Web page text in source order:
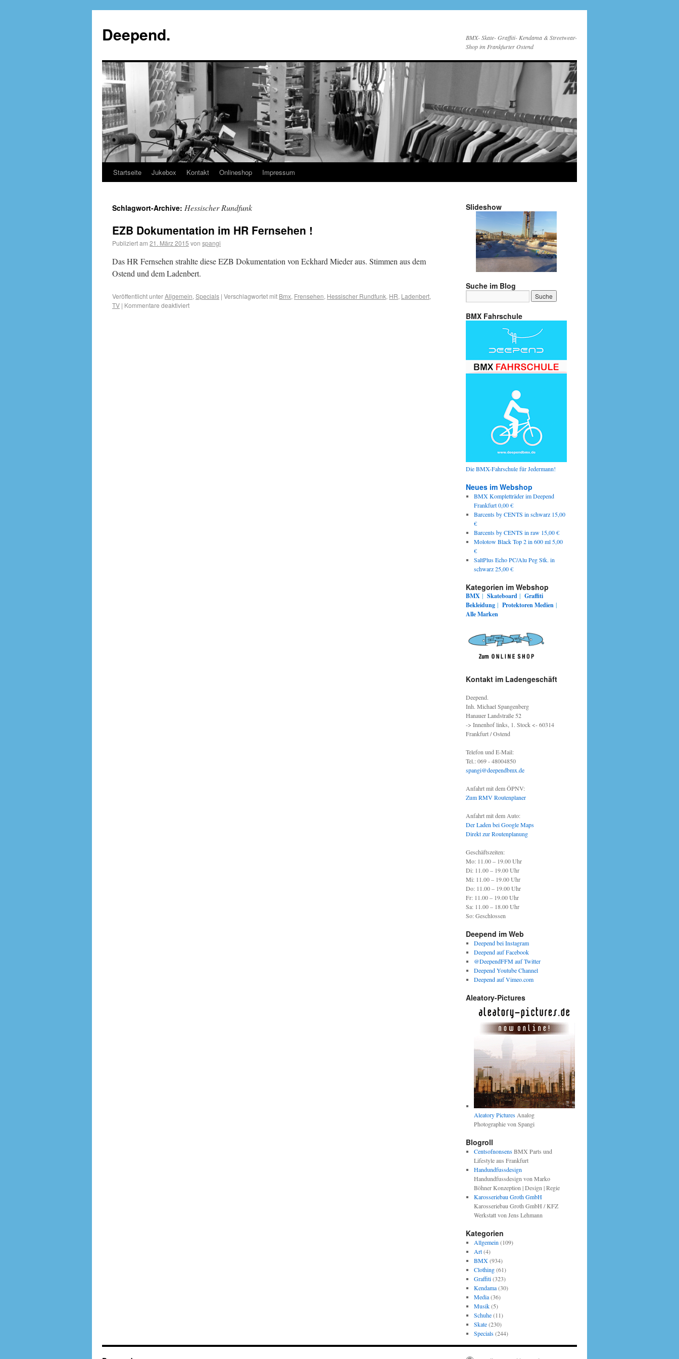
Deepend.
BMX- Skate- Graffiti- Kendama & Streetwear-
Shop im Frankfurter Ostend
Startseite Jukebox Kontakt Onlineshop Impressum
Schlagwort-Archive: Hessischer Rundfunk
EZB Dokumentation im HR Fernsehen !
Publiziert am 21. März 2015 von spangi
Das HR Fernsehen strahlte diese EZB Dokumentation von Eckhard Mieder aus. Stimmen aus dem
Ostend und dem Ladenbert.
Veröffentlicht unterAllgemein, Specials | Verschlagwortet mit Bmx, Frensehen, Hessischer Rundfunk, HR, Ladenbert,
TV | Kommentare deaktiviert
Slideshow
Suche im Blog
BMX Fahrschule
Die BMX-Fahrschule für Jedermann!
Neues im Webshop
BMX Kompletträder im Deepend
Frankfurt 0,00 €
Barcents by CENTS in schwarz 15,00
€
Barcents by CENTS in raw 15,00 €
Molotow Black Top 2 in 600 ml 5,00
€
SaltPlus Echo PC/Alu Peg Stk. in
schwarz 25,00 €
Kategorien im Webshop
BMX | Skateboard | Graffiti
Bekleidung | ProtektorenMedien |
Alle Marken
Kontakt im Ladengeschäft
Deepend.
Inh. Michael Spangenberg
Hanauer Landstraße 52
-> Innenhof links, 1. Stock <- 60314
Frankfurt / Ostend
Telefon und E-Mail:
Tel.: 069 - 48004850
spangi@deependbmx.de
Anfahrt mit dem ÖPNV:
Zum RMV Routenplaner
Anfahrt mit dem Auto:
Der Laden bei Google Maps
Direkt zur Routenplanung
Geschäftszeiten:
Mo: 11.00 – 19.00 Uhr
Di: 11.00 – 19.00 Uhr
Mi: 11.00 – 19.00 Uhr
Do: 11.00 – 19.00 Uhr
Fr: 11.00 – 19.00 Uhr
Sa: 11.00 – 18.00 Uhr
So: Geschlossen
Deepend im Web
Deepend bei Instagram
Deepend auf Facebook
@DeependFFM auf Twitter
Deepend Youtube Channel
Deepend auf Vimeo.com
Aleatory-Pictures
Aleatory PicturesAnalog
Photographie von Spangi
Blogroll
CentsofnonsensBMX Parts und
Lifestyle aus Frankfurt
Handundfussdesign
Handundfussdesign von Marko
Böhner Konzeption | Design | Regie
Karosseriebau Groth GmbH
Karosseriebau Groth GmbH / KFZ
Werkstatt von Jens Lehmann
Kategorien
Allgemein (109)
Art(4)
BMX(934)
Clothing(61)
Graffiti(323)
Kendama(30)
Media(36)
Musik(5)
Schuhe(11)
Skate(230)
Specials(244)